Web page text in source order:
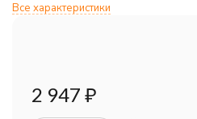
Все характеристики
2 947 ₽